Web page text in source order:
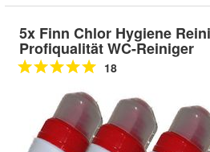
5x Finn Chlor Hygiene
Profiqualität WC-Reiniger
18